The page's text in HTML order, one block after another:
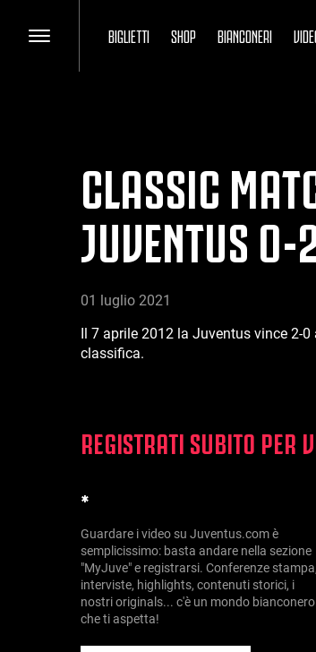
BIGLIETTI SHOP BIANCONERI
CLASSIC
JUVENTUS
01 luglio 2021
Il 7 aprile 2012 la Juventus vince 2-
classifica.
REGISTRATI SUBITO PER
*
Guardare i video su Juventus.com è
semplicissimo: basta andare nella sezione
"MyJuve" e registrarsi. Conferenze stampa,
interviste, highlights, contenuti storici, i
nostri originals... c'è un mondo bianconero
che ti aspetta!